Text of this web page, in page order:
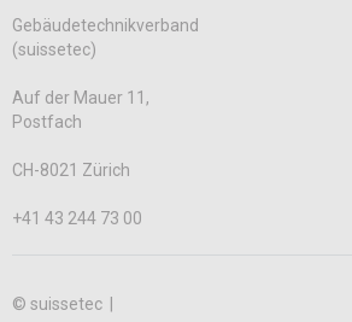
Gebäudetechnikverband
(suissetec)
Auf der Mauer 11,
Postfach
CH-8021 Zürich
+41 43 244 73 00
© suissetec |